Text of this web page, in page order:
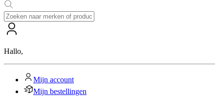
Hallo,
Mijn account
Mijn bestellingen